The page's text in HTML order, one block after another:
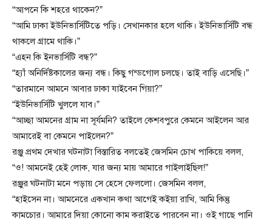
“আপনে কি শহরে থাকেন?”
“আমি ঢাকা ইউনিভার্সিটিতে পড়ি। সেখানকার হলে থাকি। ইউনিভার্সিটি বন্ধ
থাকলে গ্রামে থাকি।”
“এহন কি ইনভার্সিটি বন্ধ?”
“হ্যাঁ অনির্দিষ্টকালের জন্য বন্ধ। কিছু গন্ডগোল চলছে। তাই বাড়ি এসেছি।”
“তারমানে আমনে আবার ঢাকা যাইবেন গিয়া?”
“ইউনিভার্সিটি খুললে যাব।”
“আচ্ছা আমনের গ্রাম না সূর্যমনি? তাইলে কেশবপুরে কেমনে আইলেন আর
আমারেই বা কেমনে পাইলেন?”
রঞ্জু প্রথম দেখার ঘটনাটা বিস্তারিত বলতেই জেসমিন চোখ পাকিয়ে বলল,
“ও! আমনেই হেই লোক, যার জন্য মায় আমারে গাইলাইছিল!”
রঞ্জুর ঘটনাটা মনে পড়ায় সে হেসে ফেললো। জেসমিন বলল,
“হাইসেন না। আমনেরে একখান কথা আগেই কইয়া রাখি, আমি কিন্তু
কামচোর। আমারে দিয়া কোনো কাম করাইতে পারবেন না। ওই গাছে পানি